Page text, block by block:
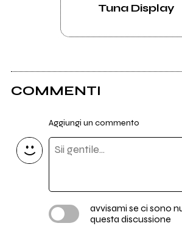
Tuna Display
COMMENTI
Aggiungi un commento
avvisami se ci sono
questa discussione